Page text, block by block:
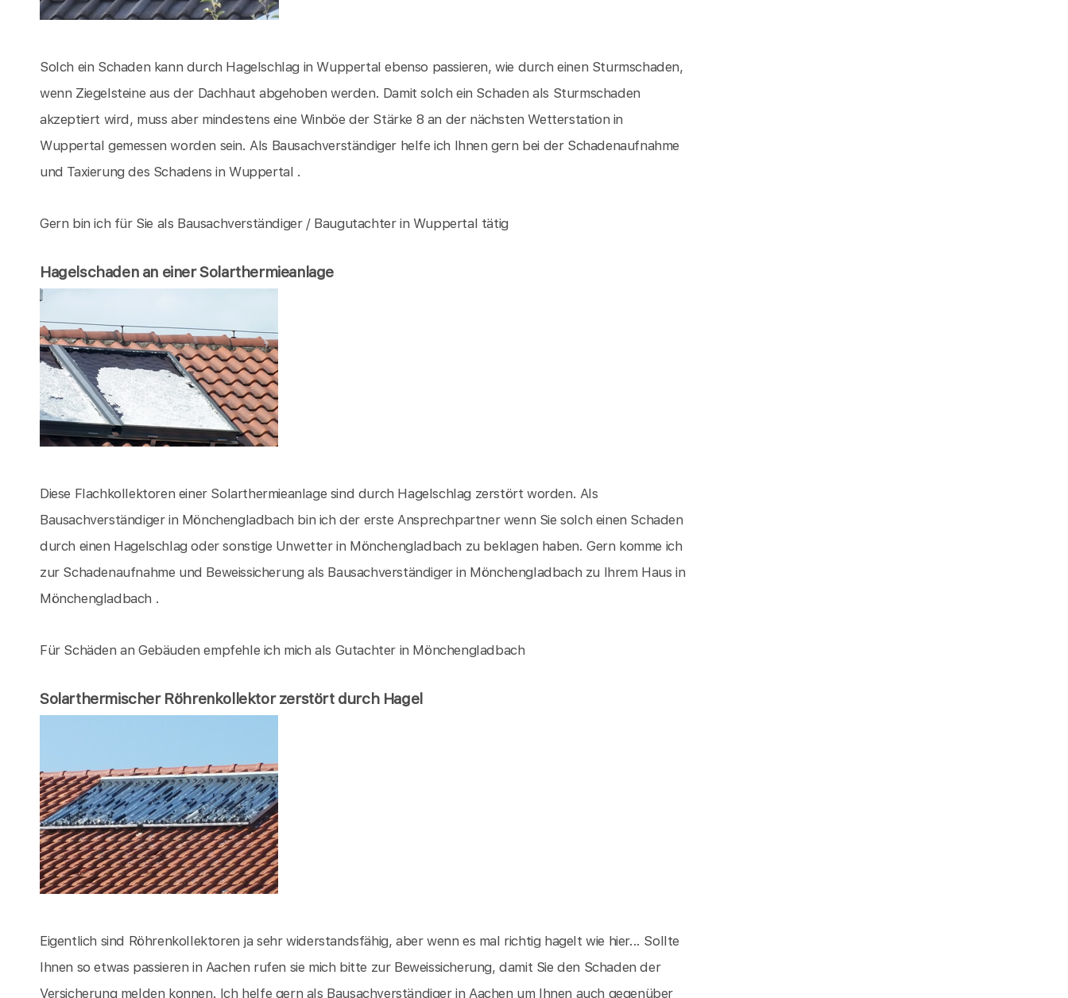
Solch ein Schaden kann durch Hagelschlag in Wuppertal ebenso passieren, wie durch einen Sturmschaden,
wenn Ziegelsteine aus der Dachhaut abgehoben werden. Damit solch ein Schaden als Sturmschaden
akzeptiert wird, muss aber mindestens eine Winböe der Stärke 8 an der nächsten Wetterstation in
Wuppertal gemessen worden sein. Als Bausachverständiger helfe ich Ihnen gern bei der Schadenaufnahme
und Taxierung des Schadens in Wuppertal .
Gern bin ich für Sie als Bausachverständiger / Baugutachter in Wuppertal tätig
Hagelschaden an einer Solarthermieanlage
Diese Flachkollektoren einer Solarthermieanlage sind durch Hagelschlag zerstört worden. Als
Bausachverständiger in Mönchengladbach bin ich der erste Ansprechpartner wenn Sie solch einen Schaden
durch einen Hagelschlag oder sonstige Unwetter in Mönchengladbach zu beklagen haben. Gern komme ich
zur Schadenaufnahme und Beweissicherung als Bausachverständiger in Mönchengladbach zu Ihrem Haus in
Mönchengladbach .
Für Schäden an Gebäuden empfehle ich mich als Gutachter in Mönchengladbach
Solarthermischer Röhrenkollektor zerstört durch Hagel
Eigentlich sind Röhrenkollektoren ja sehr widerstandsfähig, aber wenn es mal richtig hagelt wie hier... Sollte
Ihnen so etwas passieren in Aachen rufen sie mich bitte zur Beweissicherung, damit Sie den Schaden der
Versicherung melden konnen. Ich helfe gern als Bausachverständiger in Aachen um Ihnen auch gegenüber